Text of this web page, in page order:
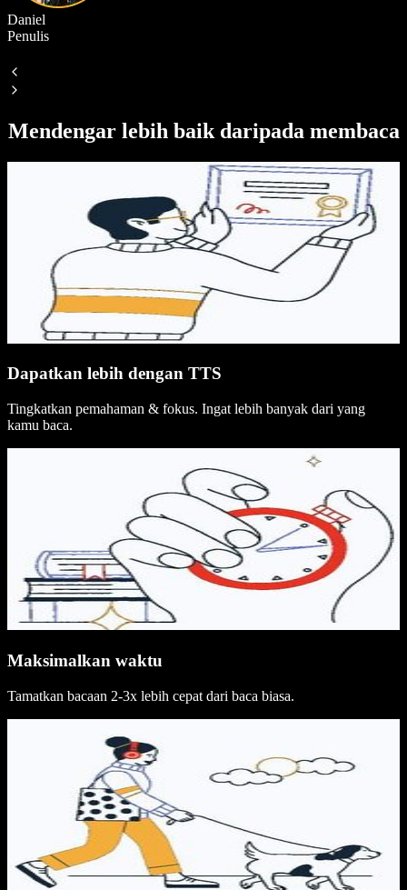
Daniel
Penulis
Mendengar lebih baik daripada membaca
Dapatkan lebih dengan TTS
Tingkatkan pemahaman & fokus. Ingat lebih banyak dari yang
kamu baca.
Maksimalkan waktu
Tamatkan bacaan 2-3x lebih cepat dari baca biasa.